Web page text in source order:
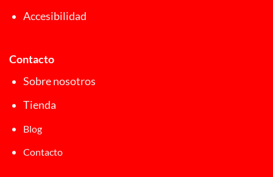
Accesibilidad
Contacto
Sobre nosotros
Tienda
Blog
Contacto